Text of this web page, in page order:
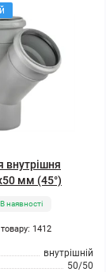
внутрішня
мм (45°)
В наявності
1412
внутрішній
50/50